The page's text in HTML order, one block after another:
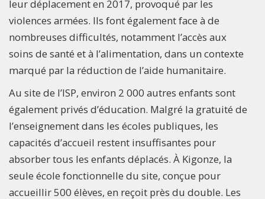
leur déplacement en 2017, provoqué par les
violences armées. Ils font également face à de
nombreuses difficultés, notamment l’accès aux
soins de santé et à l’alimentation, dans un contexte
marqué par la réduction de l’aide humanitaire.
Au site de l’ISP, environ 2 000 autres enfants sont
également privés d’éducation. Malgré la gratuité de
l’enseignement dans les écoles publiques, les
capacités d’accueil restent insuffisantes pour
absorber tous les enfants déplacés. À Kigonze, la
seule école fonctionnelle du site, conçue pour
accueillir 500 élèves, en reçoit près du double. Les